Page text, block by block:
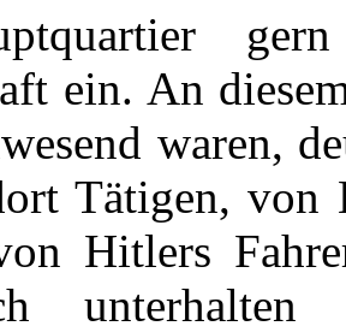
ein. An
waren,
Tätigen, von
Hitlers